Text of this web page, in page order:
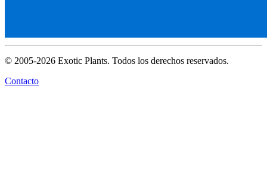
© 2005-2026 Exotic Plants. Todos los derechos reservados.
Contacto